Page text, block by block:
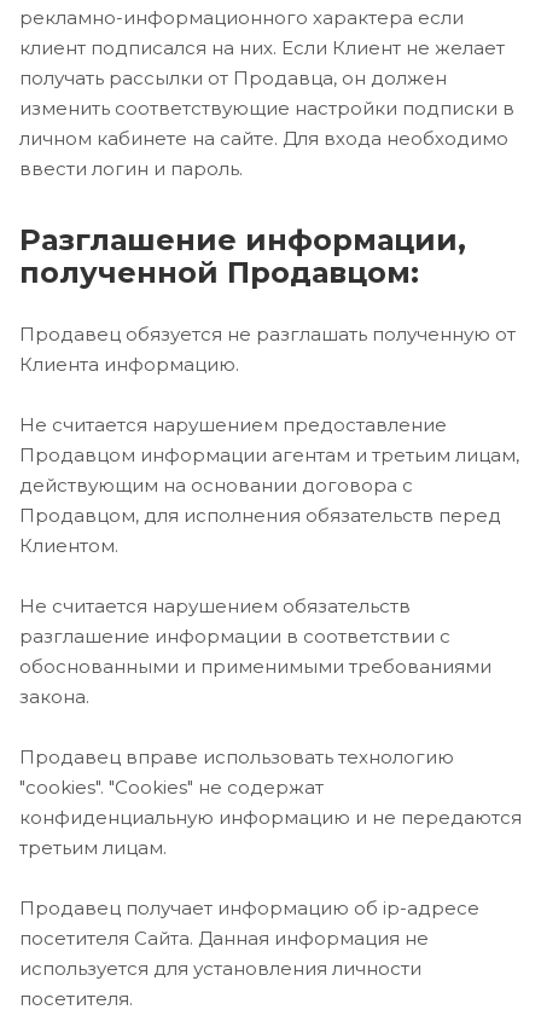
рекламно-информационного характера если
клиент подписался на них. Если Клиент не желает
получать рассылки от Продавца, он должен
изменить соответствующие настройки подписки в
личном кабинете на сайте. Для входа необходимо
ввести логин и пароль.
Разглашение информации,
полученной Продавцом:
Продавец обязуется не разглашать полученную от
Клиента информацию.
Не считается нарушением предоставление
Продавцом информации агентам и третьим лицам,
действующим на основании договора с
Продавцом, для исполнения обязательств перед
Клиентом.
Не считается нарушением обязательств
разглашение информации в соответствии с
обоснованными и применимыми требованиями
закона.
Продавец вправе использовать технологию
"cookies". "Cookies" не содержат
конфиденциальную информацию и не передаются
третьим лицам.
Продавец получает информацию об ip-адресе
посетителя Сайта. Данная информация не
используется для установления личности
посетителя.